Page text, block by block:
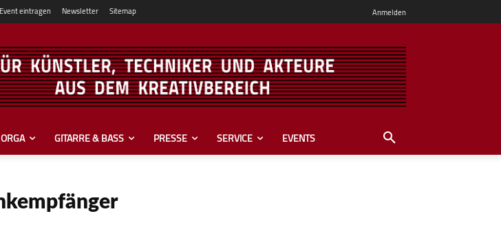
Event eintragen Newsletter Sitemap Anmelden
ORGA GITARRE & BASS PRESSE SERVICE EVENTS